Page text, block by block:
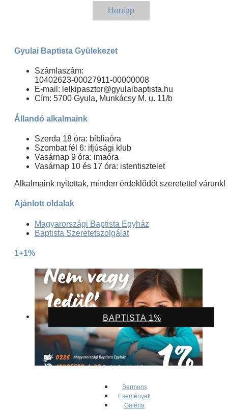
Honlap
Gyulai Baptista Gyülekezet
Számlaszám:
10402623-00027911-00000008
E-mail: lelkipasztor@gyulaibaptista.hu
Cím: 5700 Gyula, Munkácsy M. u. 11/b
Állandó alkalmaink
Szerda 18 óra: bibliaóra
Szombat fél 6: ifjúsági klub
Vasárnap 9 óra: imaóra
Vasárnap 10 és 17 óra: istentisztelet
Alkalmaink nyitottak, minden érdeklődőt szeretettel várunk!
Ajánlott oldalak
Magyarországi Baptista Egyház
Baptista Szeretetszolgálat
1+1%
BAPTISTA 1%
Sermons
Események
Galéria